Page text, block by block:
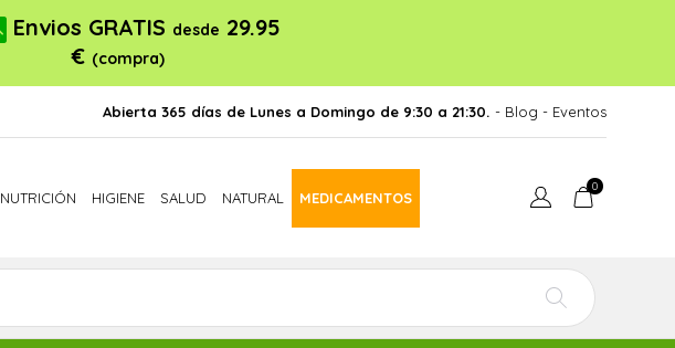
Envios GRATIS desde 29.95
€ (compra)
Abierta 365 días de Lunes a Domingo de 9:30 a 21:30. - Blog - Eventos
NUTRICIÓN HIGIENE SALUD NATURAL MEDICAMENTOS
0